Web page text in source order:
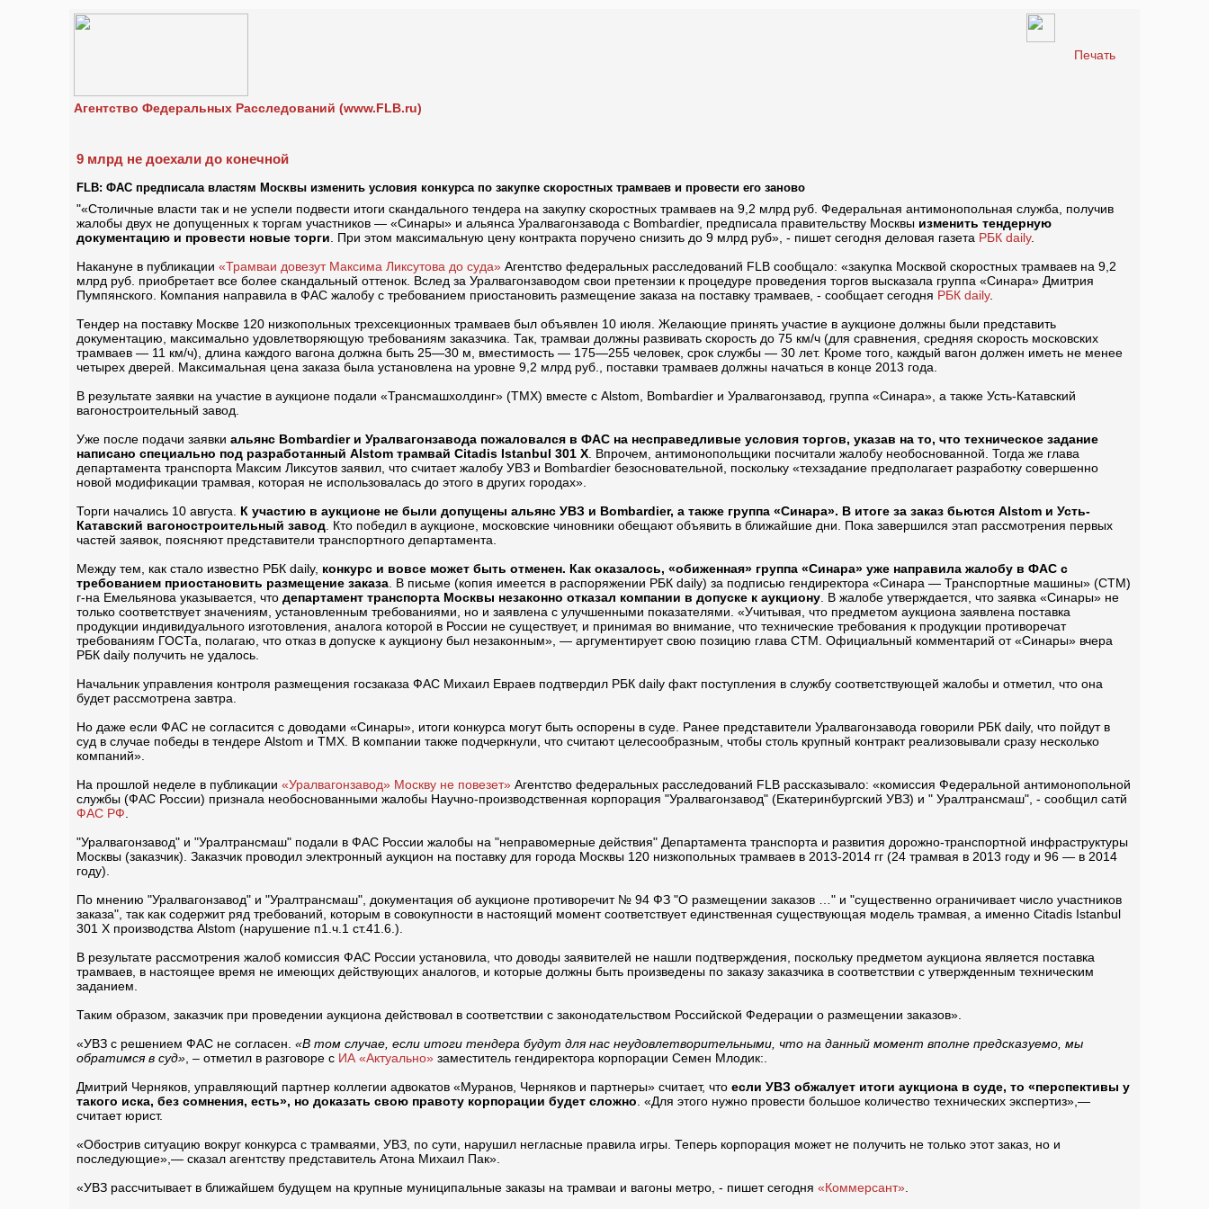
Печать
Агентство Федеральных Расследований (www.FLB.ru)
9 млрд не доехали до конечной
FLB: ФАС предписала властям Москвы изменить условия конкурса по закупке скоростных трамваев и провести его заново
"«Столичные власти так и не успели подвести итоги скандального тендера на закупку скоростных трамваев на 9,2 млрд руб. Федеральная антимонопольная служба, получив
жалобы двух не допущенных к торгам участников — «Синары» и альянса Уралвагонзавода с Bombardier, предписала правительству Москвы изменить тендерную
документацию и провести новые торги . При этом максимальную цену контракта поручено снизить до 9 млрд руб», - пишет сегодня деловая газета РБК daily.
Накануне в публикации «Трамваи довезут Максима Ликсутова до суда» Агентство федеральных расследований FLB сообщало: «закупка Москвой скоростных трамваев на 9,2
млрд руб. приобретает все более скандальный оттенок. Вслед за Уралвагонзаводом свои претензии к процедуре проведения торгов высказала группа «Синара» Дмитрия
Пумпянского. Компания направила в ФАС жалобу с требованием приостановить размещение заказа на поставку трамваев, - сообщает сегодня РБК daily.
Тендер на поставку Москве 120 низкопольных трехсекционных трамваев был объявлен 10 июля. Желающие принять участие в аукционе должны были представить
документацию, максимально удовлетворяющую требованиям заказчика. Так, трамваи должны развивать скорость до 75 км/ч (для сравнения, средняя скорость московских
трамваев — 11 км/ч), длина каждого вагона должна быть 25—30 м, вместимость — 175—255 человек, срок службы — 30 лет. Кроме того, каждый вагон должен иметь не менее
четырех дверей. Максимальная цена заказа была установлена на уровне 9,2 млрд руб., поставки трамваев должны начаться в конце 2013 года.
В результате заявки на участие в аукционе подали «Трансмашхолдинг» (ТМХ) вместе с Alstom, Bombardier и Уралвагонзавод, группа «Синара», а также Усть-Катавский
вагоностроительный завод.
Уже после подачи заявки альянс Bombardier и Уралвагонзавода пожаловался в ФАС на несправедливые условия торгов, указав на то, что техническое задание
написано специально под разработанный Alstom трамвай Citadis Istanbul 301 X . Впрочем, антимонопольщики посчитали жалобу необоснованной. Тогда же глава
департамента транспорта Максим Ликсутов заявил, что считает жалобу УВЗ и Bombardier безосновательной, поскольку «техзадание предполагает разработку совершенно
новой модификации трамвая, которая не использовалась до этого в других городах».
Торги начались 10 августа. К участию в аукционе не были допущены альянс УВЗ и Bombardier, а также группа «Синара». В итоге за заказ бьются Alstom и Усть-
Катавский вагоностроительный завод . Кто победил в аукционе, московские чиновники обещают объявить в ближайшие дни. Пока завершился этап рассмотрения первых
частей заявок, поясняют представители транспортного департамента.
Между тем, как стало известно РБК daily, конкурс и вовсе может быть отменен. Как оказалось, «обиженная» группа «Синара» уже направила жалобу в ФАС с
требованием приостановить размещение заказа . В письме (копия имеется в распоряжении РБК daily) за подписью гендиректора «Синара — Транспортные машины» (СТМ)
г-на Емельянова указывается, что департамент транспорта Москвы незаконно отказал компании в допуске к аукциону . В жалобе утверждается, что заявка «Синары» не
только соответствует значениям, установленным требованиями, но и заявлена с улучшенными показателями. «Учитывая, что предметом аукциона заявлена поставка
продукции индивидуального изготовления, аналога которой в России не существует, и принимая во внимание, что технические требования к продукции противоречат
требованиям ГОСТа, полагаю, что отказ в допуске к аукциону был незаконным», — аргументирует свою позицию глава СТМ. Официальный комментарий от «Синары» вчера
РБК daily получить не удалось.
Начальник управления контроля размещения госзаказа ФАС Михаил Евраев подтвердил РБК daily факт поступления в службу соответствующей жалобы и отметил, что она
будет рассмотрена завтра.
Но даже если ФАС не согласится с доводами «Синары», итоги конкурса могут быть оспорены в суде. Ранее представители Уралвагонзавода говорили РБК daily, что пойдут в
суд в случае победы в тендере Alstom и ТМХ. В компании также подчеркнули, что считают целесообразным, чтобы столь крупный контракт реализовывали сразу несколько
компаний».
На прошлой неделе в публикации «Уралвагонзавод» Москву не повезет» Агентство федеральных расследований FLB рассказывало: «комиссия Федеральной антимонопольной
службы (ФАС России) признала необоснованными жалобы Научно-производственная корпорация "Уралвагонзавод" (Екатеринбургский УВЗ) и " Уралтрансмаш", - сообщил сатй
ФАС РФ
"Уралвагонзавод" и "Уралтрансмаш" подали в ФАС России жалобы на "неправомерные действия" Департамента транспорта и развития дорожно-транспортной инфраструктуры
Москвы (заказчик). Заказчик проводил электронный аукцион на поставку для города Москвы 120 низкопольных трамваев в 2013-2014 гг (24 трамвая в 2013 году и 96 — в 2014
году).
По мнению "Уралвагонзавод" и "Уралтрансмаш", документация об аукционе противоречит № 94 ФЗ "О размещении заказов …" и "существенно ограничивает число участников
заказа", так как содержит ряд требований, которым в совокупности в настоящий момент соответствует единственная существующая модель трамвая, а именно Citadis Istanbul
301 X производства Alstom (нарушение п1.ч.1 ст.41.6.).
В результате рассмотрения жалоб комиссия ФАС России установила, что доводы заявителей не нашли подтверждения, поскольку предметом аукциона является поставка
трамваев, в настоящее время не имеющих действующих аналогов, и которые должны быть произведены по заказу заказчика в соответствии с утвержденным техническим
заданием.
Таким образом, заказчик при проведении аукциона действовал в соответствии с законодательством Российской Федерации о размещении заказов».
«УВЗ с решением ФАС не согласен. «В том случае, если итоги тендера будут для нас неудовлетворительными, что на данный момент вполне предсказуемо, мы
обратимся в суд» , – отметил в разговоре с ИА «Актуально» заместитель гендиректора корпорации Семен Млодик:.
Дмитрий Черняков, управляющий партнер коллегии адвокатов «Муранов, Черняков и партнеры» считает, что если УВЗ обжалует итоги аукциона в суде, то «перспективы у
такого иска, без сомнения, есть», но доказать свою правоту корпорации будет сложно . «Для этого нужно провести большое количество технических экспертиз»,—
считает юрист.
«Обострив ситуацию вокруг конкурса с трамваями, УВЗ, по сути, нарушил негласные правила игры. Теперь корпорация может не получить не только этот заказ, но и
последующие»,— сказал агентству представитель Атона Михаил Пак».
«УВЗ рассчитывает в ближайшем будущем на крупные муниципальные заказы на трамваи и вагоны метро, - пишет сегодня «Коммерсант»